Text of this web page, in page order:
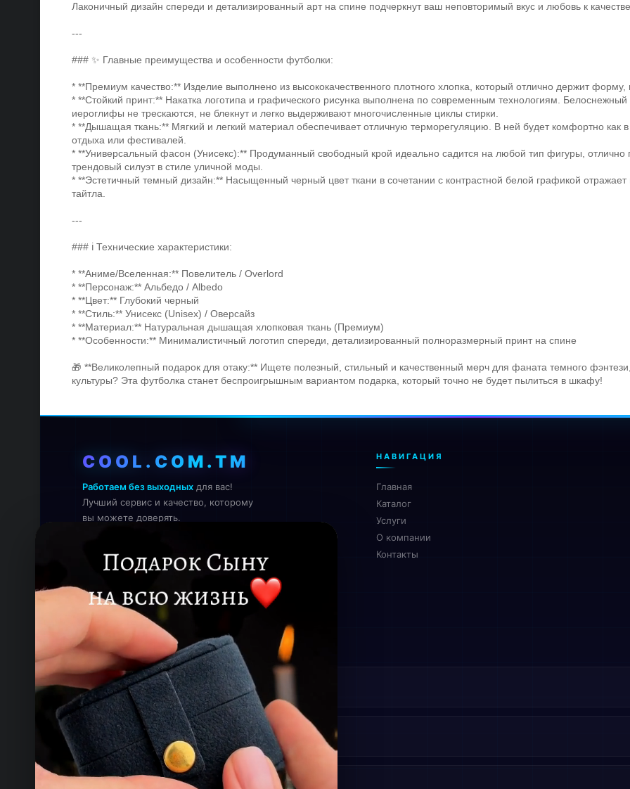
Лаконичный дизайн спереди и детализированный арт на спине подчеркнут ваш неповторимый вкус и любовь к
---
### ✨ Главные преимущества и особенности футболки:
* **Премиум качество:** Изделие выполнено из высококачественного плотного хлопка, который отлично держит форму,
* **Стойкий принт:** Накатка логотипа и графического рисунка выполнена по современным технологиям.
иероглифы не трескаются, не блекнут и легко выдерживают многочисленные циклы стирки.
* **Дышащая ткань:** Мягкий и легкий материал обеспечивает отличную терморегуляцию. В ней будет комфортно как
отдыха или фестивалей.
* **Универсальный фасон (Унисекс):** Продуманный свободный крой идеально садится на любой тип фигуры, отлично
трендовый силуэт в стиле уличной моды.
* **Эстетичный темный дизайн:** Насыщенный черный цвет ткани в сочетании с контрастной белой графикой отражает
тайтла.
---
### ℹ️ Технические характеристики:
* **Аниме/Вселенная:** Повелитель / Overlord
* **Персонаж:** Альбедо / Albedo
* **Цвет:** Глубокий черный
* **Стиль:** Унисекс (Unisex) / Оверсайз
* **Материал:** Натуральная дышащая хлопковая ткань (Премиум)
* **Особенности:** Минималистичный логотип спереди, детализированный полноразмерный принт на спине
🎁 **Великолепный подарок для отаку:** Ищете полезный, стильный и качественный мерч для фаната темного
культуры? Эта футболка станет беспроигрышным вариантом подарка, который точно не будет пылиться в шкафу!
COOL.COM.TM
Работаем без выходных для вас!
Лучший сервис и качество, которому
вы можете доверять.
НАВИГАЦИЯ
Главная
Каталог
Услуги
О компании
Контакты
КОНТАКТЫ
ТЕЛЕФОН
+993 649 593 67
EMAIL
rdemirov@cool.com.tm
АДРЕС